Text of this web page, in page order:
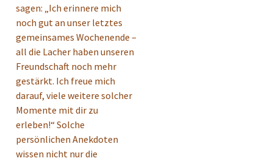
sagen: „Ich erinnere mich
noch gut an unser letztes
gemeinsames Wochenende –
all die Lacher haben unseren
Freundschaft noch mehr
gestärkt. Ich freue mich
darauf, viele weitere solcher
Momente mit dir zu
erleben!“ Solche
persönlichen Anekdoten
wissen nicht nur die